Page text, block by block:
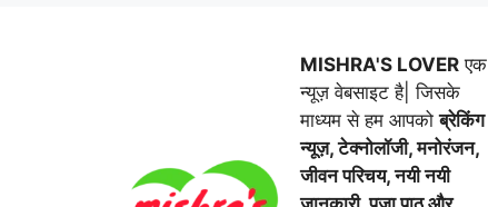
MISHRA'S LOVER एक
न्यूज़ वेबसाइट है| जिसके
माध्यम से हम आपकोब्रेकिंग
न्यूज़, टेक्नोलॉजी, मनोरंजन,
जीवन परिचय, नयी नयी